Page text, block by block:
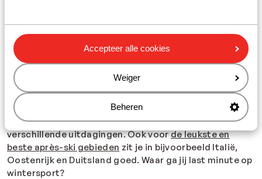
Accepteer alle cookies
Weiger
Beheren
de Kitzsteinhorn, het bekendste gletsjerskigebied van
het land. Ook in het Franse skigebied Les Deux Alpes
ligt een gletsjer waardoor je er zelfs in de zomer kan
skiën en snowboarden. Wil je liever langlaufen,
sneeuwwandelen of spannende activiteiten als
paragliden, rodelen of ijsklimmen ondernemen? In de
meeste skigebieden heb je ook buiten de pistes
verschillende uitdagingen. Ook voorde leukste en
beste après-ski gebieden zit je in bijvoorbeeld Italië,
Oostenrijk en Duitsland goed. Waar ga jij last minute op
wintersport?